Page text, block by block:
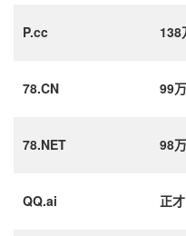
P.cc 138
78.CN 99万
78.NET 98万
QQ.ai 正才